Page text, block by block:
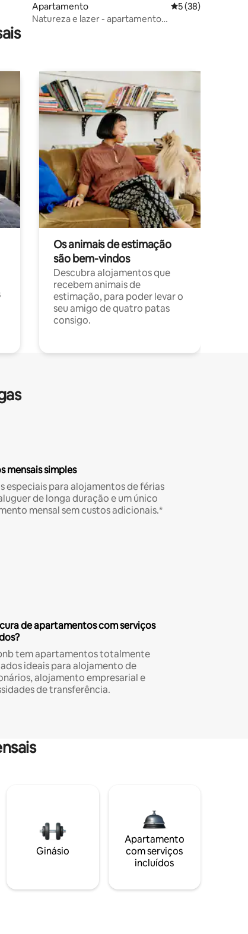
Apartamento Classificação
5 (38)
Natureza e lazer - apartamento
Os animais de estimação
são bem-vindos
Descubra alojamentos que
recebem animais de
estimação, para poder levar o
seu amigo de quatro patas
consigo.
mensais simples
especiais para alojamentos de férias
de longa duração e um único
mensal sem custos adicionais.*
de apartamentos com serviços
tem apartamentos totalmente
ideais para alojamento de
alojamento empresarial e
de transferência.
Ginásio
Apartamento
com serviços
incluídos